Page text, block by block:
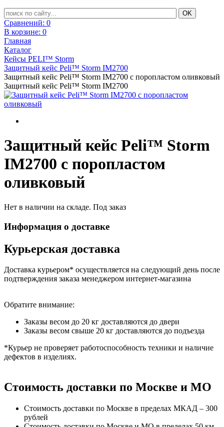
Сравнений: 0
В корзине: 0
Главная
Каталог
Кейсы PELI™ Storm
Защитный кейс Peli™ Storm IM2700
Защитный кейс Peli™ Storm IM2700 с поропластом оливковый
Защитный кейс Peli™ Storm IM2700
Защитный кейс Peli™ Storm
IM2700 с поропластом
оливковый
Нет в наличии на складе. Под заказ
Информация о доставке
Курьерская доставка
Доставка курьером* осуществляется на следующий день после
подтверждения заказа менеджером интернет-магазина
Обратите внимание:
Заказы весом до 20 кг доставляются до двери
Заказы весом свыше 20 кг доставляются до подъезда
*Курьер не проверяет работоспособность техники и наличие
дефектов в изделиях.
Стоимость доставки по Москве и МО
Стоимость доставки по Москве в пределах МКАД – 300
рублей